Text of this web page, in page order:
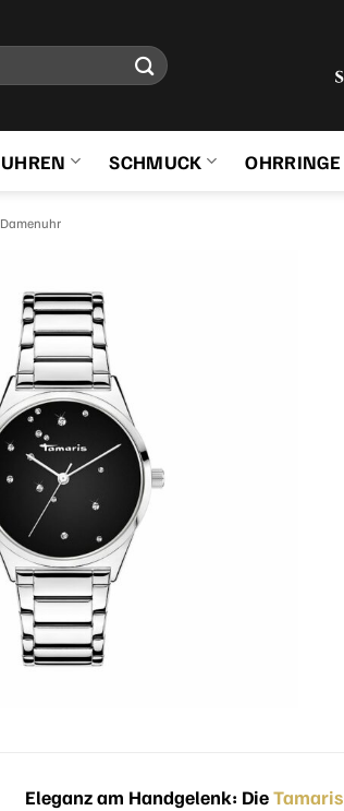
UHREN SCHMUCK OHRRINGE
Damenuhr
Eleganz am Handgelenk: DieTamaris